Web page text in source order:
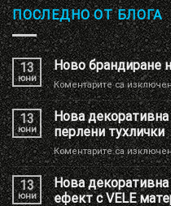
ПОСЛЕДНО ОТ БЛОГА
13
юни
Ново брандиране
Коментарите са
13
юни
Нова
перлени тухлички
Коментарите са
13
юни
Нова
ефект с VELE